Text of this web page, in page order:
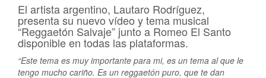
El artista argentino, Lautaro Rodríguez,
presenta su nuevo vídeo y tema musical
“Reggaetón Salvaje” junto a Romeo El Santo
disponible en todas las plataformas.
“Este tema es muy importante para mi, es un tema al que le
tengo mucho cariño. Es un reggaetón puro, que te dan